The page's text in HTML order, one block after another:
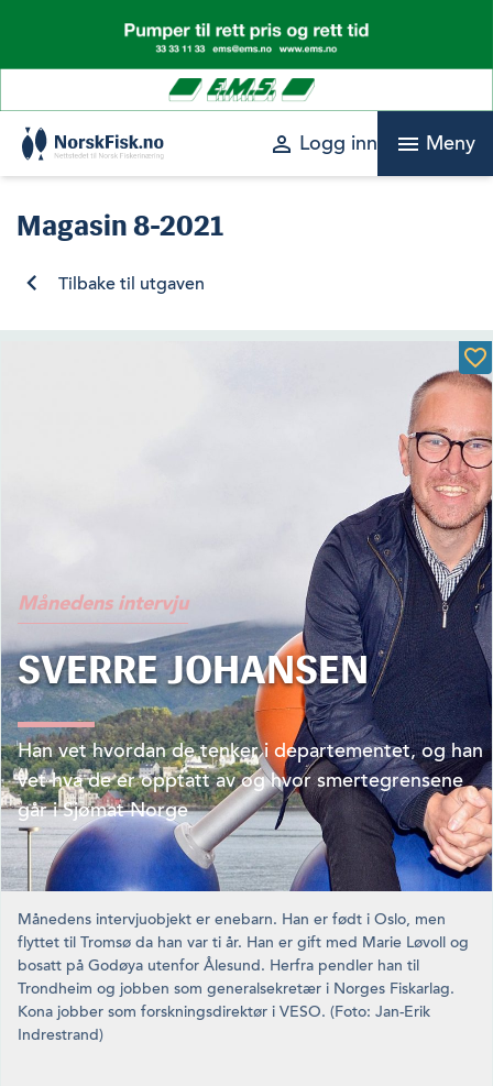
content
perm_identity Logg inn menu Meny
Magasin8-2021
Tilbake til utgaven
Månedens intervju
SVERRE JOHANSEN
Han vet hvordan de tenker i departementet, og han
vet hva de er opptatt av og hvor smertegrensene
går i Sjømat Norge
Månedens intervjuobjekt er enebarn. Han er født i Oslo, men
flyttet til Tromsø da han var ti år. Han er gift med Marie Løvoll og
bosatt på Godøya utenfor Ålesund. Herfra pendler han til
Trondheim og jobben som generalsekretær i Norges Fiskarlag.
Kona jobber som forskningsdirektør i VESO. (Foto: Jan-Erik
Indrestrand)